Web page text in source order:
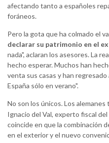
afectando tanto a españoles
foráneos.
Pero la gota que ha colmado el
declarar su patrimonio en el
nada", aclaran los asesores. La
hecho esperar. Muchos han
venta sus casas y han
España sólo en verano".
No son los únicos. Los
Ignacio del Val, experto fiscal
coincide en que la combinación
en el exterior y el nuevo